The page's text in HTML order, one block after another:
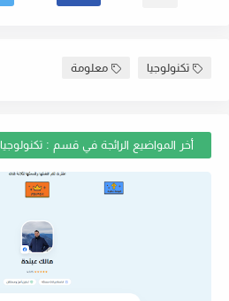
تكنولوجيا معلومة
أخر المواضيع الرائجة في قسم : تكنولوجيا